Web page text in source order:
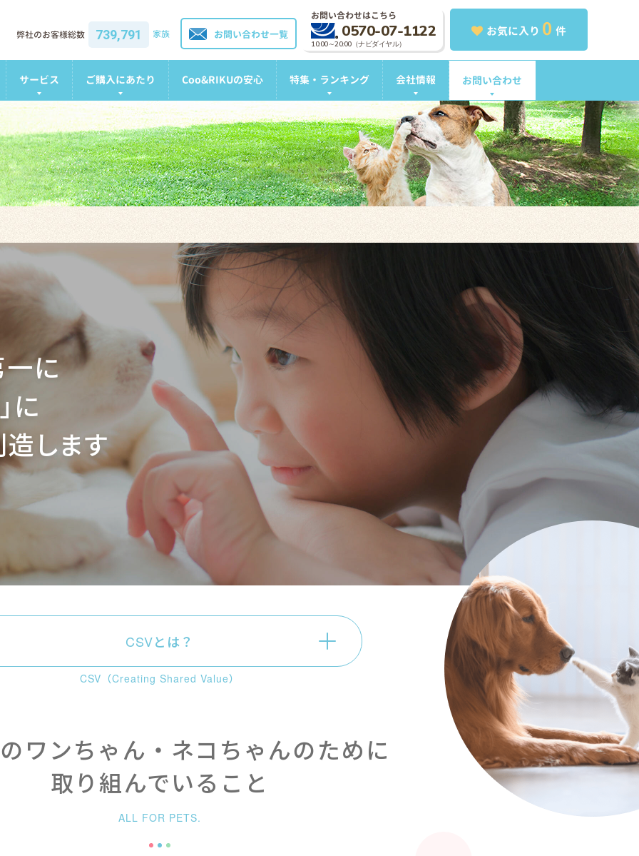
お気に入り 0 件
お問い合わせはこちら
0570-07-1122
10:00～20:00（ナビダイヤル）
お問い合わせ一覧
弊社のお客様総数 739,791 家族
サービス ご購入にあたり Coo&RIKUの安心 特集・ランキング 会社情報 お問い合わせ
一に
に
します
CSVとは？
CSV（Creating Shared Value）
ワンちゃん・ネコちゃんのために
取り組んでいること
ALL FOR PETS.